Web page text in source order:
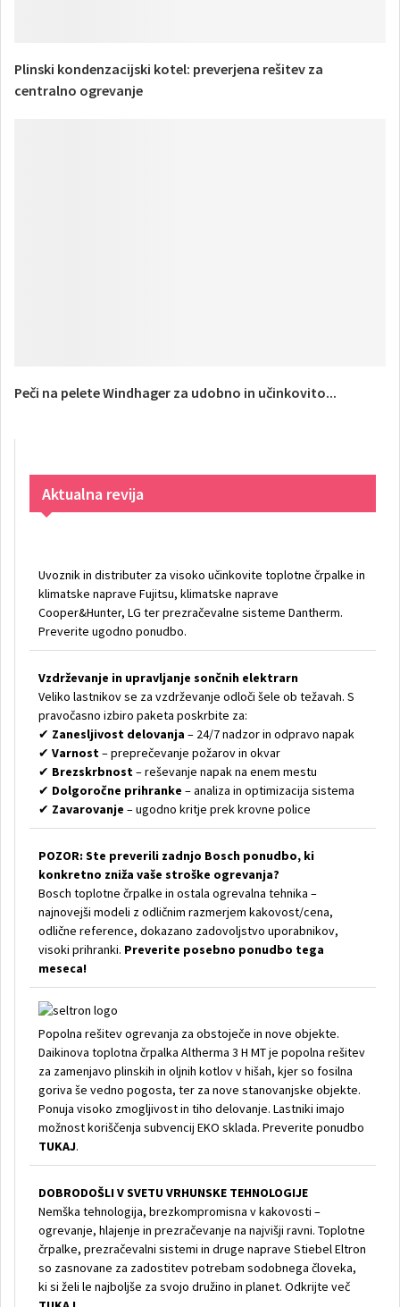
Plinski kondenzacijski kotel: preverjena rešitev za
centralno ogrevanje
Peči na pelete Windhager za udobno in učinkovito...
Aktualna revija
Uvoznik in distributer za visoko učinkovite toplotne črpalke in
klimatske naprave Fujitsu, klimatske naprave
Cooper&Hunter, LG ter prezračevalne sisteme Dantherm.
Preverite ugodno ponudbo.
Vzdrževanje in upravljanje sončnih elektrarn
Veliko lastnikov se za vzdrževanje odloči šele ob težavah. S
pravočasno izbiro paketa poskrbite za:
✔ Zanesljivost delovanja – 24/7 nadzor in odpravo napak
✔ Varnost– preprečevanje požarov in okvar
✔ Brezskrbnost– reševanje napak na enem mestu
✔ Dolgoročne prihranke – analiza in optimizacija sistema
✔ Zavarovanje – ugodno kritje prek krovne police
POZOR: Ste preverili zadnjo Bosch ponudbo, ki
konkretno zniža vaše stroške ogrevanja?
Bosch toplotne črpalke in ostala ogrevalna tehnika –
najnovejši modeli z odličnim razmerjem kakovost/cena,
odlične reference, dokazano zadovoljstvo uporabnikov,
visoki prihranki. Preverite posebno ponudbo tega
meseca!
Popolna rešitev ogrevanja za obstoječe in nove objekte.
Daikinova toplotna črpalka Altherma 3 H MT je popolna rešitev
za zamenjavo plinskih in oljnih kotlov v hišah, kjer so fosilna
goriva še vedno pogosta, ter za nove stanovanjske objekte.
Ponuja visoko zmogljivost in tiho delovanje. Lastniki imajo
možnost koriščenja subvencij EKO sklada. Preverite ponudbo
TUKAJ.
DOBRODOŠLI V SVETU VRHUNSKE TEHNOLOGIJE
Nemška tehnologija, brezkompromisna v kakovosti –
ogrevanje, hlajenje in prezračevanje na najvišji ravni. Toplotne
črpalke, prezračevalni sistemi in druge naprave Stiebel Eltron
so zasnovane za zadostitev potrebam sodobnega človeka,
ki si želi le najboljše za svojo družino in planet. Odkrijte več